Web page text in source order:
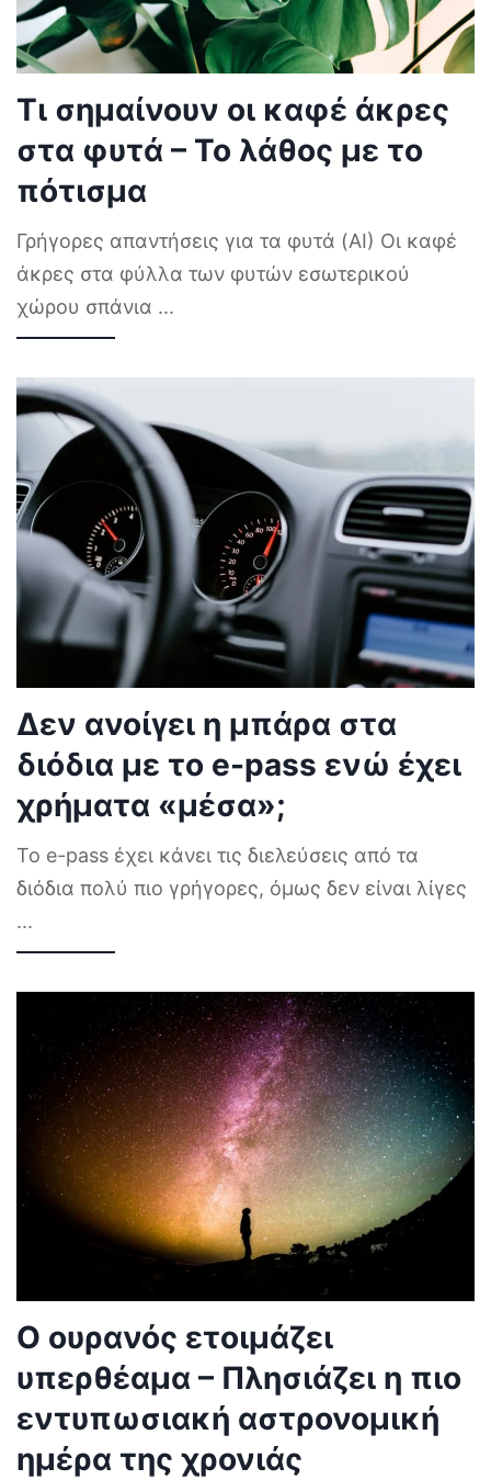
Τι σημαίνουν οι καφέ άκρες
στα φυτά – Το λάθος με το
πότισμα
Γρήγορες απαντήσεις για τα φυτά (AI) Οι καφέ
άκρες στα φύλλα των φυτών εσωτερικού
χώρου σπάνια ...
Δεν ανοίγει η μπάρα στα
διόδια με το e-pass ενώ έχει
χρήματα «μέσα»;
Το e-pass έχει κάνει τις διελεύσεις από τα
διόδια πολύ πιο γρήγορες, όμως δεν είναι λίγες
...
Ο ουρανός ετοιμάζει
υπερθέαμα – Πλησιάζει η πιο
εντυπωσιακή αστρονομική
ημέρα της χρονιάς